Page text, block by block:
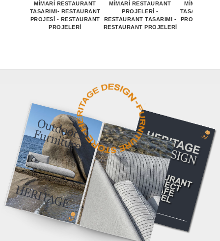
MİMARİ RESTAURANT
TASARIMI- RESTAURANT
PROJESİ - RESTAURANT
PROJELERİ
MİMARİ RESTAURANT
PROJELERİ -
RESTAURANT TASARIMI -
RESTAURANT PROJELERİ
MİMARİ
TASARIMI-
PROJESİ -